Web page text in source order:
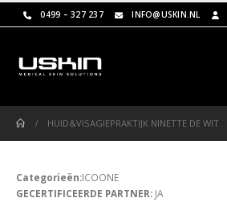
0499 – 327 237 INFO@USKIN.NL
HUID&VISAGIEPRAKTIJK NINETTE DE WIT
Categorieën:ICOONE
GECERTIFICEERDE PARTNER: JA